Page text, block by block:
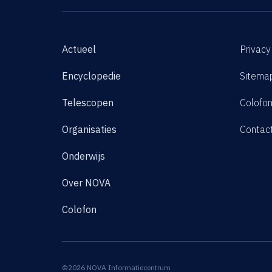
Actueel
Encyclopedie
Telescopen
Organisaties
Onderwijs
Over NOVA
Colofon
Colofon
©2026 NOVA Informatiecentrum